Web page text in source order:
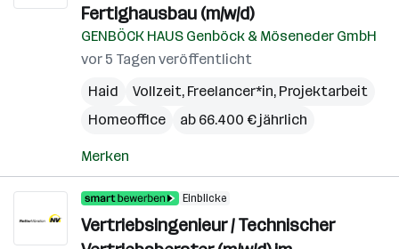
Fertighausbau (m/w/d)
GENBÖCK HAUS Genböck & Möseneder GmbH
vor 5 Tagen veröffentlicht
Haid
Vollzeit, Freelancer*in, Projektarbeit
Homeoffice
ab 66.400 € jährlich
Merken
Einblicke
Vertriebsingenieur / Technischer